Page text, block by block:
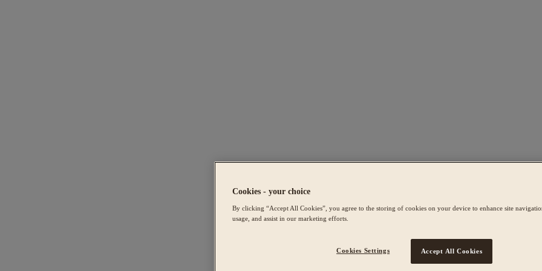
Cookies - your choice
By clicking “Accept All Cookies”, you agree to the storing of cookies on your device to enhance site
usage, and assist in our marketing efforts.
Cookies Settings Accept All Cookies